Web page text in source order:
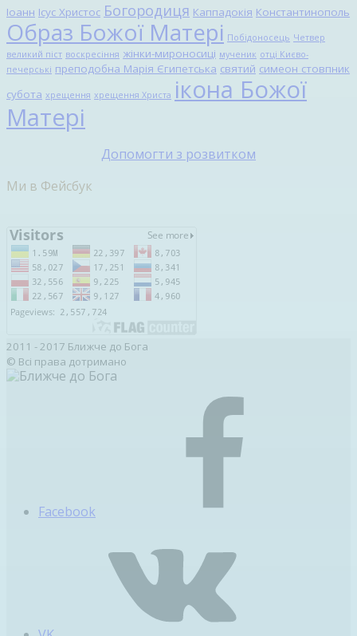
Іоанн Ісус Христос Богородиця Каппадокія Константинополь
Образ Божої Матері Побідоносець Четвер
великий піст воскресіння жінки-мироносиці мученик отці Києво-
печерські преподобна Марія Єгипетська святий симеон стовпник
субота хрещення хрещення Христа ікона Божої
Матері
Допомогти з розвитком
Ми в Фейсбук
2011 - 2017 Ближче до Бога
© Всі права дотримано
Facebook